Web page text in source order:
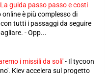
guida passo passo e costi
è più complesso di
tutti i passaggi da seguire
- Opp...
i missili da soli'- Il tycoon
Kiev accelera sul progetto